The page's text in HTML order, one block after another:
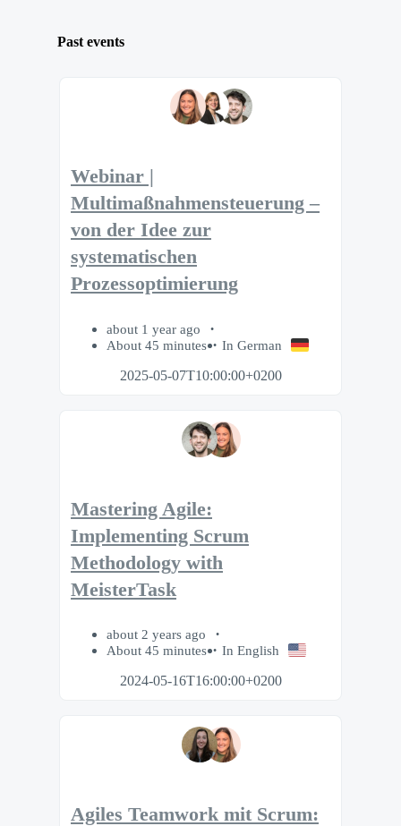
Past events
Webinar |
Multimaßnahmensteuerung –
von der Idee zur
systematischen
Prozessoptimierung
about 1 year ago
About 45 minutes
In German
2025-05-07T10:00:00+0200
Mastering Agile:
Implementing Scrum
Methodology with
MeisterTask
about 2 years ago
About 45 minutes
In English
2024-05-16T16:00:00+0200
Agiles Teamwork mit Scrum: